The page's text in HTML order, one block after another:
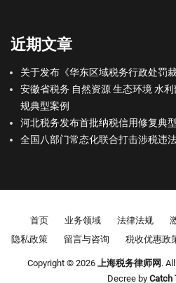
近期文章
关于发布《华东区域税务行政处罚
安徽省税务 自然资源 生态环境 水
规典型案例
河北税务发布首批纳税信用修复典
全国八部门常态化联合打击涉税违
Footer menu
首页 业务领域 法律法规
隐私政策
留言与咨询 税收优惠政
Copyright © 2026 上海税务律师网 .
Decree by Catch